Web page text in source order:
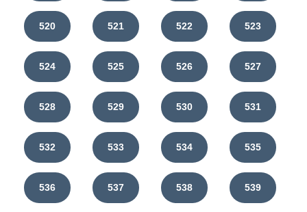
520 521 522 523
524 525 526 527
528 529 530 531
532 533 534 535
536 537 538 539